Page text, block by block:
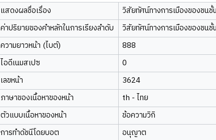
แสดงผลชื่อเรื่อง
วิสัยทัศน์ทางการเมืองของชน
ค่าปริยายของคำหลักในการเรียงลำดับ
วิสัยทัศน์ทางการเมืองของชน
ความยาวหน้า (ไบต์)
888
ไอดีเนมสเปซ
0
เลขหน้า
3624
ภาษาของเนื้อหาของหน้า
th - ไทย
ตัวแบบเนื้อหาของหน้า
ข้อความวิกิ
การทำดัชนีโดยบอต
อนุญาต